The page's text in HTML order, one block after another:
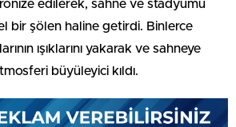
edilerek, sahne ve stadyumu
bir şölen haline getirdi. Binlerce
ışıklarını yakarak ve sahneye
büyüleyici kıldı.